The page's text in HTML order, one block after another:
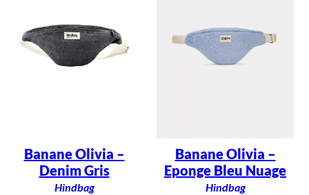
Banane Olivia –
Denim Gris
Hindbag
Banane Olivia –
Eponge Bleu Nuage
Hindbag